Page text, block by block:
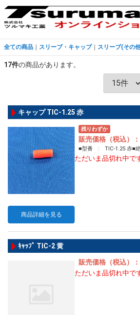
全ての商品 スリーブ・キャップ スリーブ(その
17件の商品があります。
キャップ TIC-1.25 赤
商品詳細を見る
残りわずか
販売価格（税込）
■型番 : TIC-1.25 赤■絶
ただいま品切れ中で
ｷｬｯﾌﾟ TIC-2 黄
販売価格（税込）
ただいま品切れ中で